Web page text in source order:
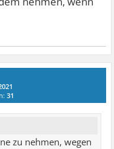
31
zu nehmen, wegen